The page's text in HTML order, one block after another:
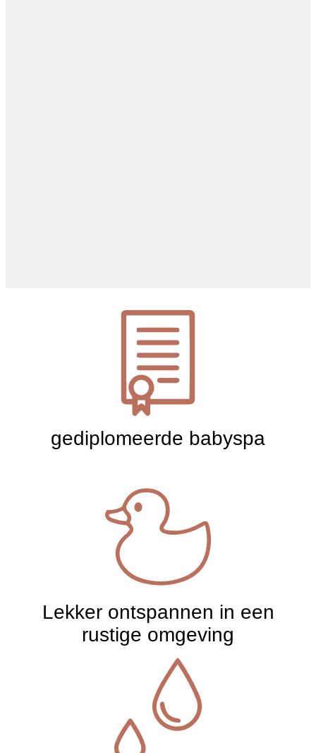
gediplomeerde babyspa
Lekker ontspannen in een
rustige omgeving